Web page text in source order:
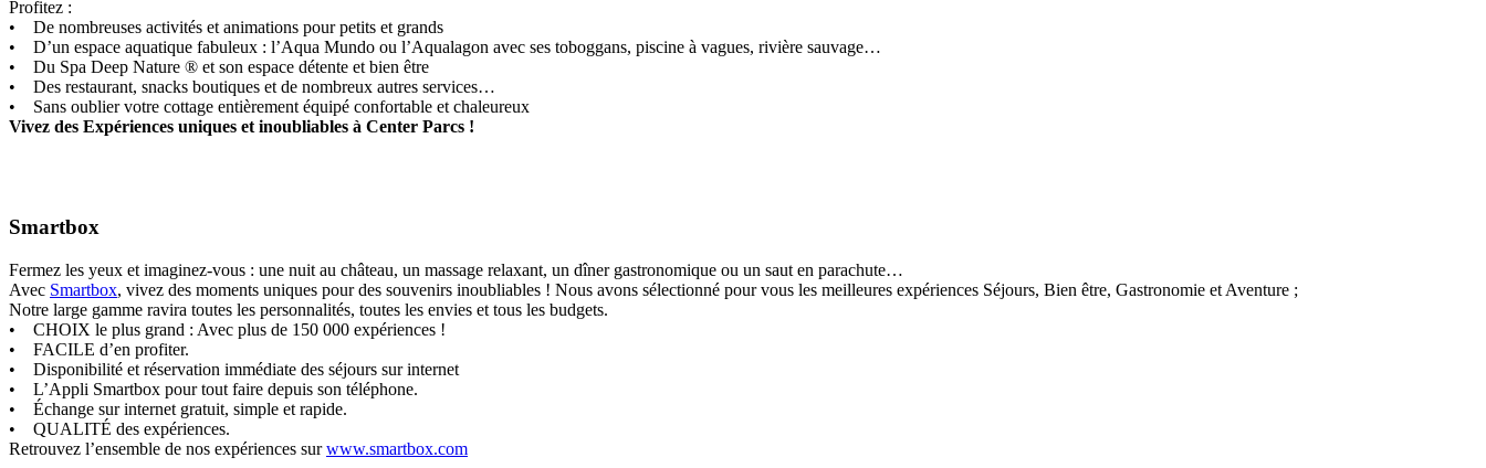
Profitez :
• De nombreuses activités et animations pour petits et grands
• D’un espace aquatique fabuleux : l’Aqua Mundo ou l’Aqualagon avec ses toboggans, piscine à vagues, rivière sauvage…
• Du Spa Deep Nature ® et son espace détente et bien être
• Des restaurant, snacks boutiques et de nombreux autres services…
• Sans oublier votre cottage entièrement équipé confortable et chaleureux
Vivez des Expériences uniques et inoubliables à Center Parcs !
Smartbox
Fermez les yeux et imaginez-vous : une nuit au château, un massage relaxant, un dîner gastronomique ou un saut en parachute…
Avec Smartbox, vivez des moments uniques pour des souvenirs inoubliables ! Nous avons sélectionné pour vous les meilleures expériences Séjours, Bien être, Gastronomie et Aventure ;
Notre large gamme ravira toutes les personnalités, toutes les envies et tous les budgets.
• CHOIX le plus grand : Avec plus de 150 000 expériences !
• FACILE d’en profiter.
• Disponibilité et réservation immédiate des séjours sur internet
• L’Appli Smartbox pour tout faire depuis son téléphone.
• Échange sur internet gratuit, simple et rapide.
• QUALITÉ des expériences.
Retrouvez l’ensemble de nos expériences surwww.smartbox.com